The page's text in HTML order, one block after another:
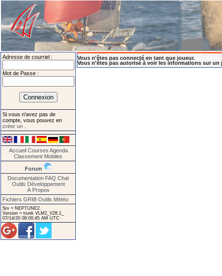
Adresse de courriel :
Mot de Passe :
Si vous n'avez pas de
compte, vous pouvez en
créer un
Accueil Courses Agenda
Classement Mobiles
Forum
Documentation FAQ Chat
Outils Développement
A Propos
Fichiers GRIB Outils Météo
Srv = NEPTUNE2.
Version = trunk VLM2_V28.1_
07/14/20 08:00:45 AM UTC
Vous n'êtes pas connecté en tant que joueur.
Vous n'êtes pas autorisé à voir les informations sur un